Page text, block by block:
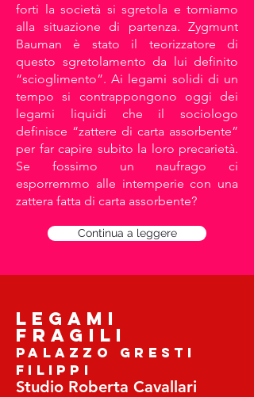
forti la società si sgretola e torniamo
alla situazione di partenza. Zygmunt
Bauman è stato il teorizzatore di
questo sgretolamento da lui definito
“scioglimento”. Ai legami solidi di un
tempo si contrappongono oggi dei
legami liquidi che il sociologo
definisce “zattere di carta assorbente”
per far capire subito la loro precarietà.
Se fossimo un naufrago ci
esporremmo alle intemperie con una
zattera fatta di carta assorbente?
Continua a leggere
LEGAMI
FRAGILI
PALAZZO GRESTI
FILIPPI
Studio Roberta Cavallari